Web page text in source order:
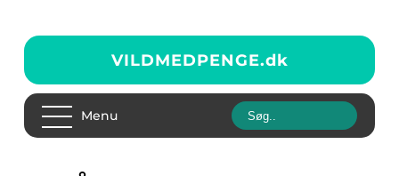
VILDMEDPENGE.dk
Menu